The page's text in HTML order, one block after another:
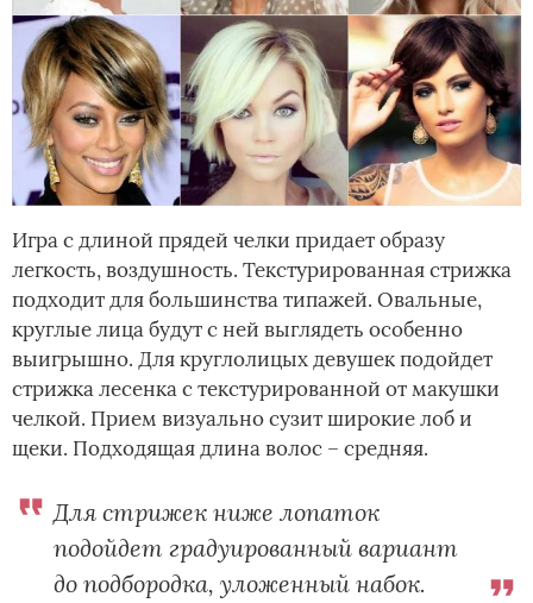
Игра с длиной прядей челки придает образу
легкость, воздушность. Текстурированная стрижка
подходит для большинства типажей. Овальные,
круглые лица будут с ней выглядеть особенно
выигрышно. Для круглолицых девушек подойдет
стрижка лесенка с текстурированной от макушки
челкой. Прием визуально сузит широкие лоб и
щеки. Подходящая длина волос – средняя.
Для стрижек ниже лопаток
подойдет градуированный вариант
до подбородка, уложенный набок.